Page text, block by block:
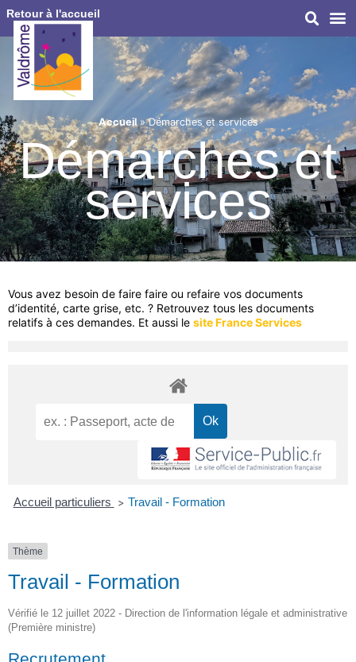
Retour à l'accueil
Accueil»Démarches et services
Démarches et
services
Vous avez besoin de faire faire ou refaire vos documents
d’identité, carte grise, etc. ? Retrouvez tous les documents
relatifs à ces demandes. Et aussi le site France Services
Accueil particuliers > Travail - Formation
Thème
Travail - Formation
Vérifié le 12 juillet 2022 - Direction de l'information légale et administrative
(Première ministre)
Recrutement